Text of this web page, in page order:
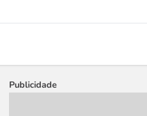
Publicidade